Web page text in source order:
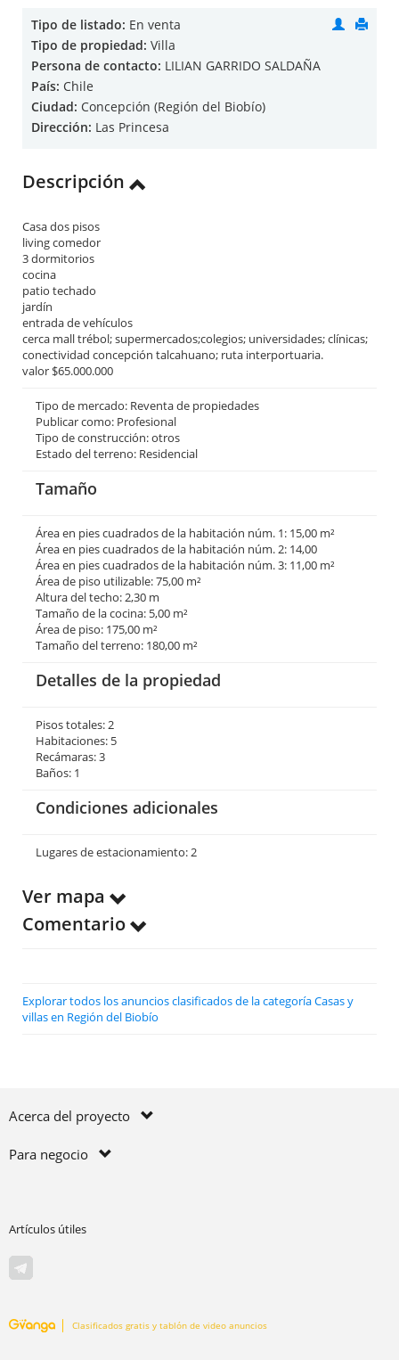
Tipo de listado: En venta
Tipo de propiedad: Villa
Persona de contacto: LILIAN GARRIDO SALDAÑA
País: Chile
Ciudad: Concepción (Región del Biobío)
Dirección: Las Princesa
Descripción
Casa dos pisos
living comedor
3 dormitorios
cocina
patio techado
jardín
entrada de vehículos
cerca mall trébol; supermercados;colegios; universidades; clínicas;
conectividad concepción talcahuano; ruta interportuaria.
valor $65.000.000
Tipo de mercado: Reventa de propiedades
Publicar como: Profesional
Tipo de construcción: otros
Estado del terreno: Residencial
Tamaño
Área en pies cuadrados de la habitación núm. 1: 15,00 m²
Área en pies cuadrados de la habitación núm. 2: 14,00
Área en pies cuadrados de la habitación núm. 3: 11,00 m²
Área de piso utilizable: 75,00 m²
Altura del techo: 2,30 m
Tamaño de la cocina: 5,00 m²
Área de piso: 175,00 m²
Tamaño del terreno: 180,00 m²
Detalles de la propiedad
Pisos totales: 2
Habitaciones: 5
Recámaras: 3
Baños: 1
Condiciones adicionales
Lugares de estacionamiento: 2
Ver mapa
Comentario
Explorar todos los anuncios clasificados de la categoría Casas y
villas en Región del Biobío
Acerca del proyecto
Para negocio
Artículos útiles
Clasificados gratis y tablón de video anuncios